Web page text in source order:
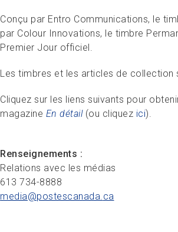
Conçu par Entro Communications, le
par Colour Innovations, le timbre
Premier Jour officiel.
Les timbres et les articles de collection
Cliquez sur les liens suivants pour
magazine En détail(ou cliquez ici).
Renseignements :
Relations avec les médias
613 734-8888
media@postescanada.ca